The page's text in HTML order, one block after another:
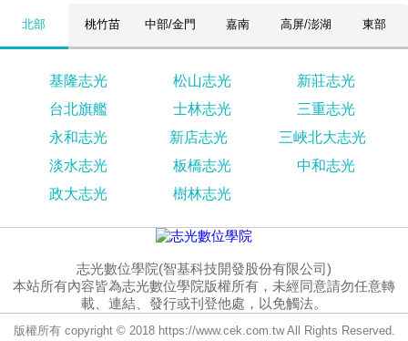
北部 桃竹苗 中部/金門 嘉南 高屏/澎湖 東部
基隆志光 松山志光
新莊志光
台北旗艦
士林志光
三重志光
永和志光
新店志光
三峽北大志光
淡水志光
板橋志光
中和志光
政大志光
樹林志光
志光數位學院(智基科技開發股份有限公司)
本站所有內容皆為志光數位學院版權所有，未經同意請勿任意轉
載、連結、發行或刊登他處，以免觸法。
版權所有 copyright © 2018 https://www.cek.com.tw All Rights Reserved.